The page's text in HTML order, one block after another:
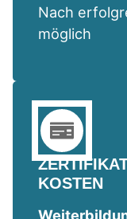
Nach
möglich
KOSTEN